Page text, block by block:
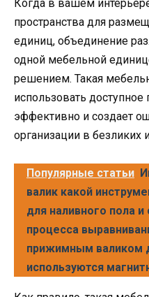
Когда в вашем
пространства для
единиц, объединение
одной мебельной
решением. Такая
использовать
эффективно и создает
организации в безликих
Популярные статьи
валик какой
для наливного пола
процесса
прижимным валиком
используются